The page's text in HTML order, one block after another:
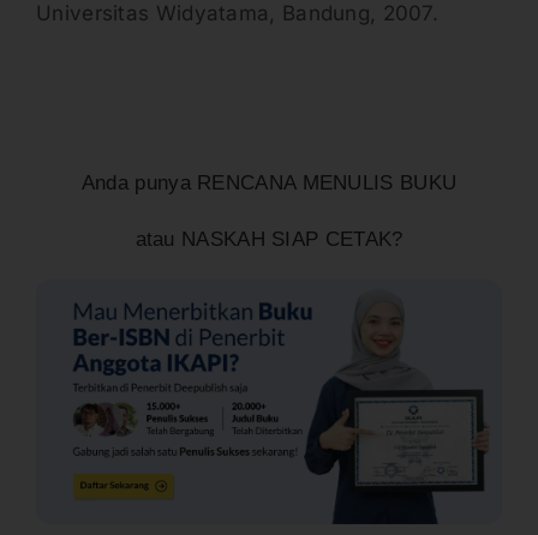
Universitas Widyatama, Bandung, 2007.
Anda punya RENCANA MENULIS BUKU
atau NASKAH SIAP CETAK?